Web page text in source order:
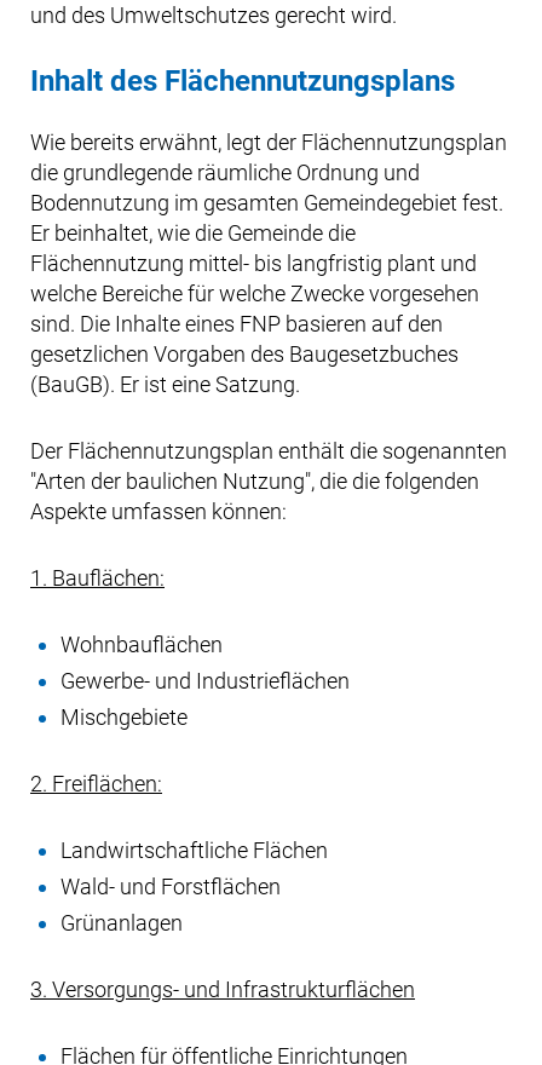
und des Umweltschutzes gerecht wird.
Inhalt des Flächennutzungsplans
Wie bereits erwähnt, legt der Flächennutzungsplan
die grundlegende räumliche Ordnung und
Bodennutzung im gesamten Gemeindegebiet fest.
Er beinhaltet, wie die Gemeinde die
Flächennutzung mittel- bis langfristig plant und
welche Bereiche für welche Zwecke vorgesehen
sind. Die Inhalte eines FNP basieren auf den
gesetzlichen Vorgaben des Baugesetzbuches
(BauGB). Er ist eine Satzung.
Der Flächennutzungsplan enthält die sogenannten
"Arten der baulichen Nutzung", die die folgenden
Aspekte umfassen können:
1. Bauflächen:
Wohnbauflächen
Gewerbe- und Industrieflächen
Mischgebiete
2. Freiflächen:
Landwirtschaftliche Flächen
Wald- und Forstflächen
Grünanlagen
3. Versorgungs- und Infrastrukturflächen
Flächen für öffentliche Einrichtungen